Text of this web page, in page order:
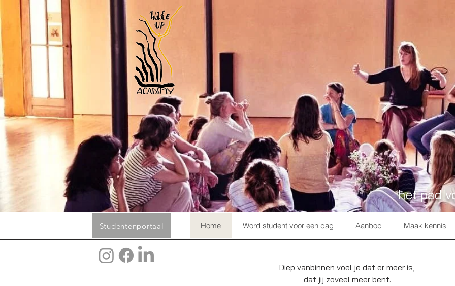
het pad
Home Word student voor een dag Aanbod Maak kennis
Studentenportaal
Diep vanbinnen voel je dat er meer is,
dat jij zoveel meer bent.